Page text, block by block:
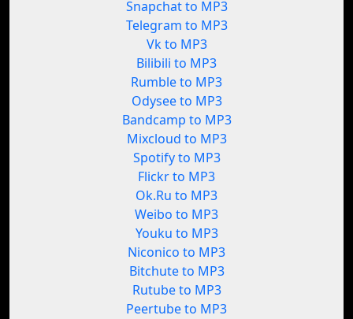
Snapchat to MP3
Telegram to MP3
Vk to MP3
Bilibili to MP3
Rumble to MP3
Odysee to MP3
Bandcamp to MP3
Mixcloud to MP3
Spotify to MP3
Flickr to MP3
Ok.Ru to MP3
Weibo to MP3
Youku to MP3
Niconico to MP3
Bitchute to MP3
Rutube to MP3
Peertube to MP3